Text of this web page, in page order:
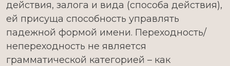
действия, залога и вида (способа действия),
ей присуща способность управлять
падежной формой имени. Переходность/
непереходность не является
грамматической категорией – как